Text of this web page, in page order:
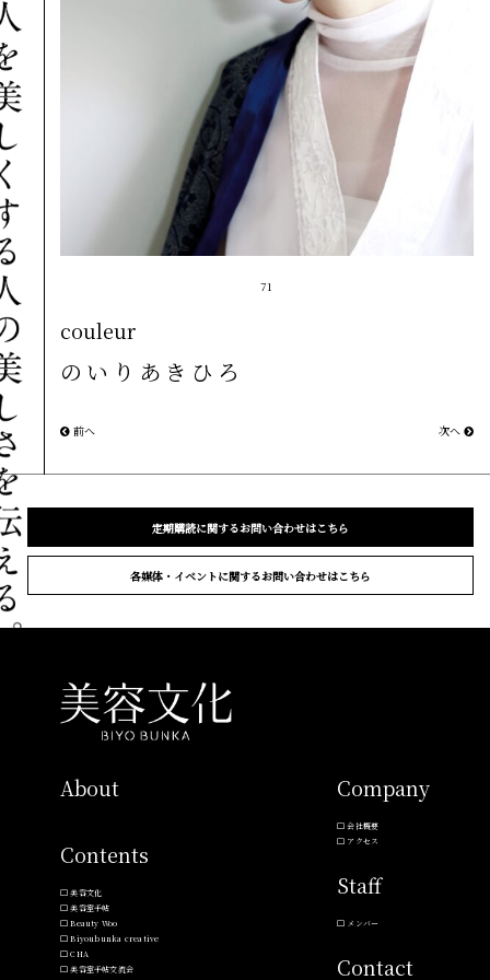
71
couleur
のいりあきひろ
前へ 次へ
定期購読に関するお問い合わせはこちら
各媒体・イベントに関するお問い合わせはこちら
About
Contents
美容文化
美容室手帖
Beauty Woo
Biyoubunka creative
CHA
美容室手帖交流会
Company
会社概要
アクセス
Staff
メンバー
Contact